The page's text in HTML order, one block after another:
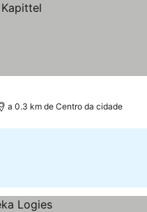
a 0.3 km de Centro da cidade